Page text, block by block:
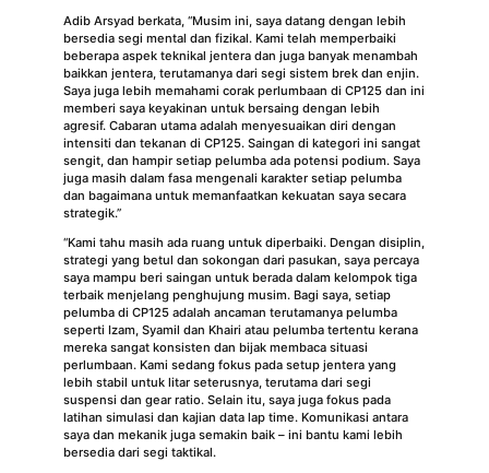
Adib Arsyad berkata, “Musim ini, saya datang dengan lebih
bersedia segi mental dan fizikal. Kami telah memperbaiki
beberapa aspek teknikal jentera dan juga banyak menambah
baikkan jentera, terutamanya dari segi sistem brek dan enjin.
Saya juga lebih memahami corak perlumbaan di CP125 dan ini
memberi saya keyakinan untuk bersaing dengan lebih
agresif. Cabaran utama adalah menyesuaikan diri dengan
intensiti dan tekanan di CP125. Saingan di kategori ini sangat
sengit, dan hampir setiap pelumba ada potensi podium. Saya
juga masih dalam fasa mengenali karakter setiap pelumba
dan bagaimana untuk memanfaatkan kekuatan saya secara
strategik.”
“Kami tahu masih ada ruang untuk diperbaiki. Dengan disiplin,
strategi yang betul dan sokongan dari pasukan, saya percaya
saya mampu beri saingan untuk berada dalam kelompok tiga
terbaik menjelang penghujung musim. Bagi saya, setiap
pelumba di CP125 adalah ancaman terutamanya pelumba
seperti Izam, Syamil dan Khairi atau pelumba tertentu kerana
mereka sangat konsisten dan bijak membaca situasi
perlumbaan. Kami sedang fokus pada setup jentera yang
lebih stabil untuk litar seterusnya, terutama dari segi
suspensi dan gear ratio. Selain itu, saya juga fokus pada
latihan simulasi dan kajian data lap time. Komunikasi antara
saya dan mekanik juga semakin baik – ini bantu kami lebih
bersedia dari segi taktikal.